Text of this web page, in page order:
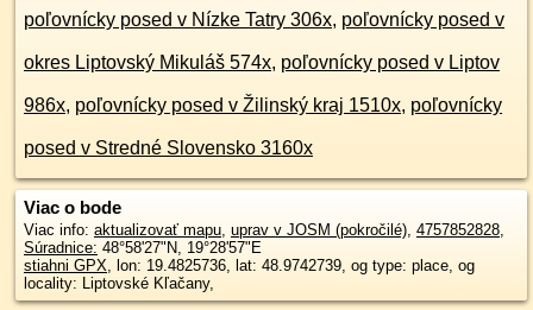
poľovnícky posed v Nízke Tatry 306x, poľovnícky posed v
okres Liptovský Mikuláš 574x, poľovnícky posed v Liptov
986x, poľovnícky posed v Žilinský kraj 1510x, poľovnícky
posed v Stredné Slovensko 3160x
Viac o bode
Viac info: aktualizovať mapu uprav v JOSM (pokročilé) 4757852828
Súradnice: 48°58'27"N 19°28'57"E
stiahni GPX , lon: 19.4825736, lat: 48.9742739, og type: place, og
locality: Liptovské Kľačany,